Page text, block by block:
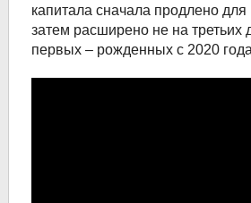
капитала сначала продлено для
затем расширено не на третьих
первых – рожденных с 2020